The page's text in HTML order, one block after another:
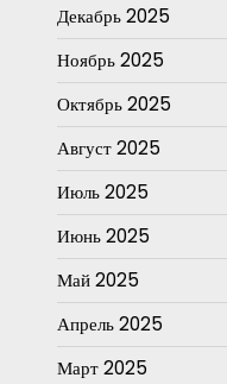
Декабрь 2025
Ноябрь 2025
Октябрь 2025
Август 2025
Июль 2025
Июнь 2025
Май 2025
Апрель 2025
Март 2025